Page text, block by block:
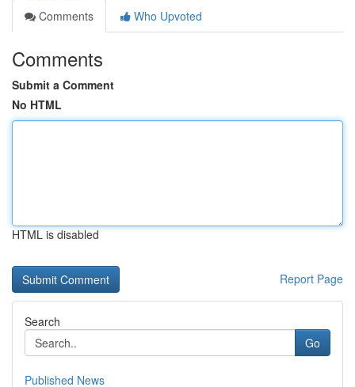
Comments
Who Upvoted
Comments
Submit a Comment
No HTML
HTML is disabled
Report Page
Search
Go
Published News